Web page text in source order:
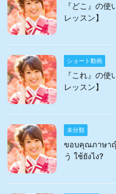
『どこ』の使
レッスン】
ショート動画
『これ』の使
レッスン】
未分類
ขอบคุณภาษาญี่
う ใช้ยังไง?